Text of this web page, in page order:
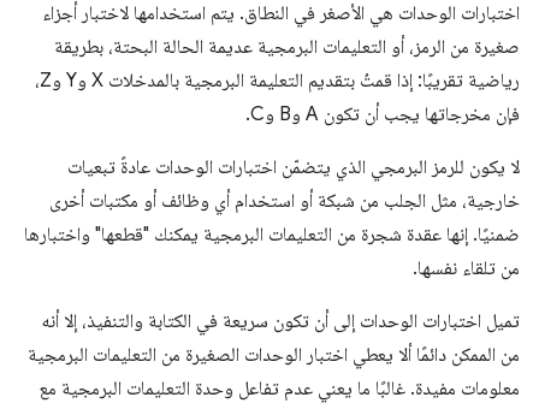
اختبارات الوحدات هي الأصغر في النطاق. يتم استخدامها لاختبار أجزاء
صغيرة من الرمز، أو التعليمات البرمجية عديمة الحالة البحتة، بطريقة
رياضية تقريبًا: إذا قمتُ بتقديم التعليمة البرمجية بالمدخلات X وY وZ،
فإن مخرجاتها يجب أن تكون A وB وC.
لا يكون للرمز البرمجي الذي يتضمّن اختبارات الوحدات عادةً تبعيات
خارجية، مثل الجلب من شبكة أو استخدام أي وظائف أو مكتبات أخرى
ضمنيًا. إنها عقدة شجرة من التعليمات البرمجية يمكنك "قطعها" واختبارها
من تلقاء نفسها.
تميل اختبارات الوحدات إلى أن تكون سريعة في الكتابة والتنفيذ، إلا أنه
من الممكن دائمًا ألا يعطي اختبار الوحدات الصغيرة من التعليمات البرمجية
معلومات مفيدة. غالبًا ما يعني عدم تفاعل وحدة التعليمات البرمجية مع